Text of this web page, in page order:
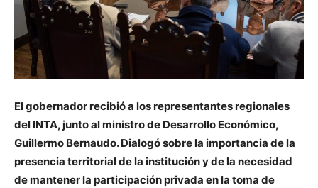
El gobernador recibió a los representantes regionales
del INTA, junto al ministro de Desarrollo Económico,
Guillermo Bernaudo. Dialogó sobre la importancia de la
presencia territorial de la institución y de la necesidad
de mantener la participación privada en la toma de